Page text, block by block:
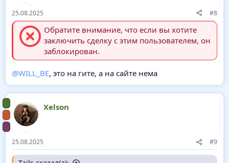
25.08.2025 #8
Обратите внимание, что если вы хотите
заключить сделку с этим пользователем, он
заблокирован.
@WILL_BE, это на гите, а на сайте нема
Xelson
25.08.2025 #9